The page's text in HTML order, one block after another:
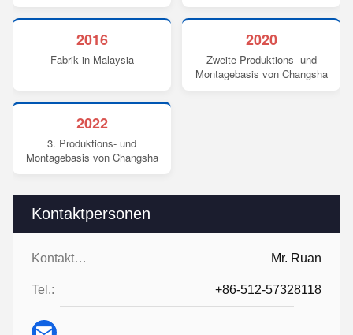
Kontaktpersonen
Kontaktpersonen: Mr. Ruan
Tel.: +86-512-57328118
2016
Fabrik in Malaysia
2020
Zweite Produktions- und
Montagebasis von Changsha
2022
3. Produktions- und
Montagebasis von Changsha